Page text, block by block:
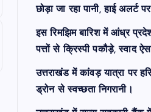
छोड़ा जा रहा पानी, हाई अलर्ट पर
इस रिमझिम बारिश में आंध्र
पत्तों से क्रिस्पी पकौड़े, स्वाद
उत्तराखंड में कांवड़ यात्रा पर
ड्रोन से स्वच्छता निगरानी।